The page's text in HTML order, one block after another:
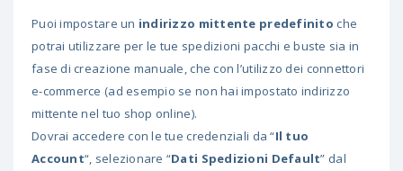
Puoi impostare un indirizzo mittente predefinito che
potrai utilizzare per le tue spedizioni pacchi e buste sia in
fase di creazione manuale, che con l’utilizzo dei connettori
e-commerce (ad esempio se non hai impostato indirizzo
mittente nel tuo shop online).
Dovrai accedere con le tue credenziali da “Il tuo
Account“, selezionare “Dati Spedizioni Default” dal